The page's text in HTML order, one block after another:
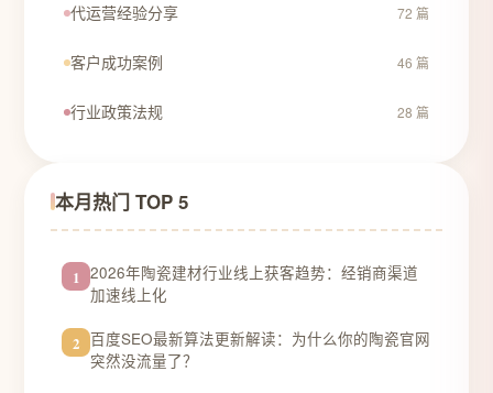
代运营经验分享 72 篇
客户成功案例 46 篇
行业政策法规 28 篇
本月热门 TOP 5
1 2026年陶瓷建材行业线上获客趋势：经销商渠道
加速线上化
2 百度SEO最新算法更新解读：为什么你的陶瓷官网
突然没流量了？